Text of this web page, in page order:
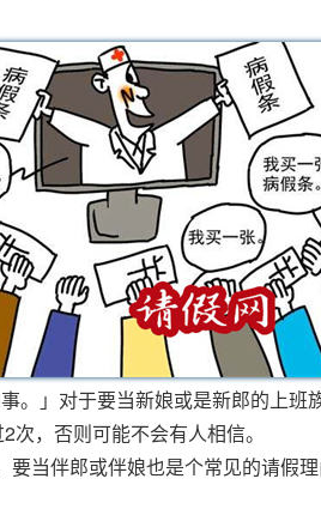
。」对于要当新娘或是新郎的上班
，否则可能不会有人相信。
当伴郎或伴娘也是个常见的请假理